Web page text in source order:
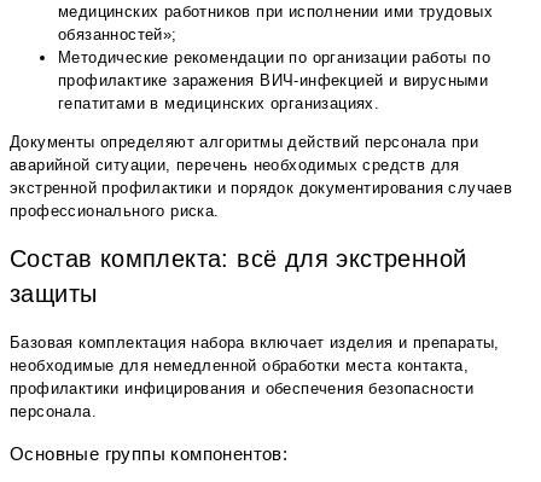
медицинских работников при исполнении ими трудовых
обязанностей»;
Методические рекомендации по организации работы по
профилактике заражения ВИЧ-инфекцией и вирусными
гепатитами в медицинских организациях.
Документы определяют алгоритмы действий персонала при
аварийной ситуации, перечень необходимых средств для
экстренной профилактики и порядок документирования случаев
профессионального риска.
Состав комплекта: всё для экстренной
защиты
Базовая комплектация набора включает изделия и препараты,
необходимые для немедленной обработки места контакта,
профилактики инфицирования и обеспечения безопасности
персонала.
Основные группы компонентов: